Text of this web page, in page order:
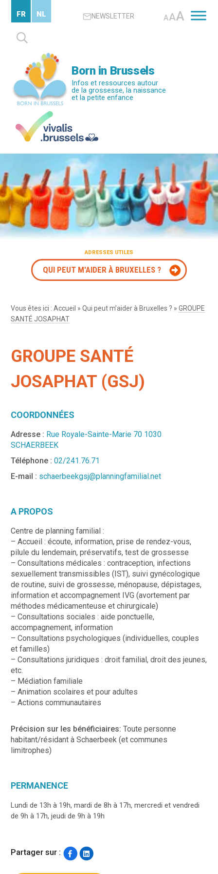
contenu
principal
NEWSLETTER AAA
Rechercher :
FR NL
Born in Brussels
Infos et ressources autour
de la grossesse, la naissance
et la petite enfance
ADRESSES UTILES
QUI PEUT M'AIDER À BRUXELLES ?
Vous êtes ici :Accueil »Qui peut m’aider à Bruxelles ? »GROUPE
SANTÉ JOSAPHAT
GROUPE SANTÉ
JOSAPHAT (GSJ)
COORDONNÉES
Adresse : Rue Royale-Sainte-Marie 70 1030
SCHAERBEEK
Téléphone :02/241.76.71
E-mail : schaerbeekgsj@planningfamilial.net
A PROPOS
Centre de planning familial :
– Accueil : écoute, information, prise de rendez-vous,
pilule du lendemain, préservatifs, test de grossesse
– Consultations médicales : contraception, infections
sexuellement transmissibles (IST), suivi gynécologique
de routine, suivi de grossesse, ménopause, dépistages,
information et accompagnement IVG (avortement par
méthodes médicamenteuse et chirurgicale)
– Consultations sociales : aide ponctuelle,
accompagnement, information
– Consultations psychologiques (individuelles, couples
et familles)
– Consultations juridiques : droit familial, droit des jeunes,
etc.
– Médiation familiale
– Animation scolaires et pour adultes
– Actions communautaires
Précision sur les bénéficiaires:Toute personne
habitant/résidant à Schaerbeek (et communes
limitrophes)
PERMANENCE
Lundi de 13h à 19h, mardi de 8h à 17h, mercredi et vendredi
de 9h à 17h, jeudi de 9h à 19h
Partager sur :